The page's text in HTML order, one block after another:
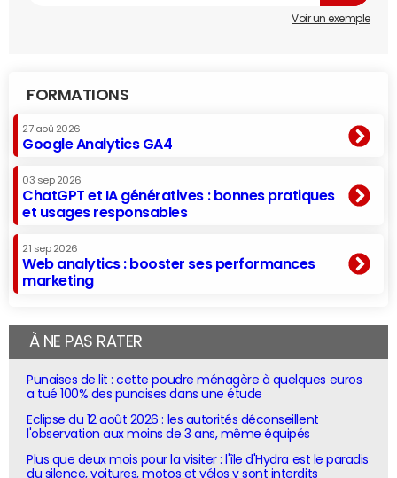
Voir un exemple
FORMATIONS
27 aoû 2026
Google Analytics GA4
03 sep 2026
ChatGPT et IA génératives : bonnes pratiques
et usages responsables
21 sep 2026
Web analytics : booster ses performances
marketing
À NE PAS RATER
Punaises de lit : cette poudre ménagère à quelques euros
a tué 100% des punaises dans une étude
Eclipse du 12 août 2026 : les autorités déconseillent
l'observation aux moins de 3 ans, même équipés
Plus que deux mois pour la visiter : l'île d'Hydra est le paradis
du silence, voitures, motos et vélos y sont interdits